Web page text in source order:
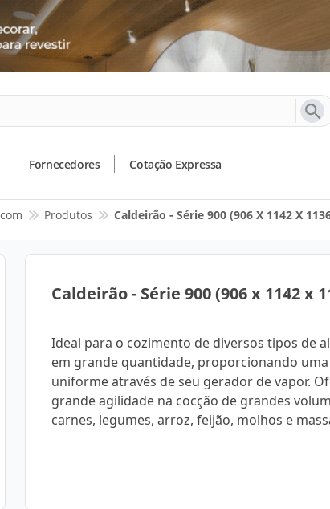
Fornecedores Cotação Expressa
Produtos Caldeirão - Série 900 (906 X 1142 X
Caldeirão - Série 900 (906 x 1142 x
Ideal para o cozimento de diversos tipos de
em grande quantidade, proporcionando uma
uniforme através de seu gerador de vapor.
grande agilidade na cocção de grandes
carnes, legumes, arroz, feijão, molhos e